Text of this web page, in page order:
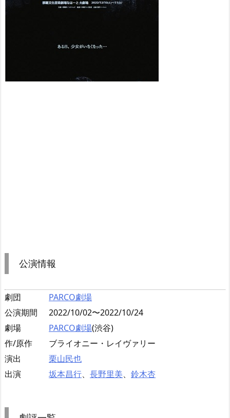
公演情報
劇団
PARCO劇場
公演期間
2022/10/02〜2022/10/24
劇場
PARCO劇場(渋谷)
作/原作
ブライオニー・レイヴァリー
演出
栗山民也
出演
坂本昌行、 長野里美、 鈴木杏